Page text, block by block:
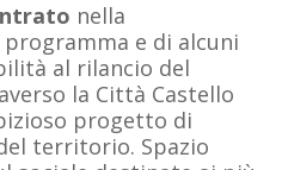
nella
e di alcuni
al rilancio del
la Città Castello
progetto di
territorio. Spazio